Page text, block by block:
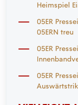
Heimspiel
05ER
05ERN treu
05ER
05ER